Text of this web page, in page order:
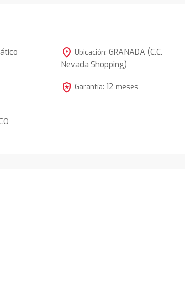
location_on Ubicación: GRANADA (C.C.
Nevada Shopping)
local_police Garantía: 12 meses